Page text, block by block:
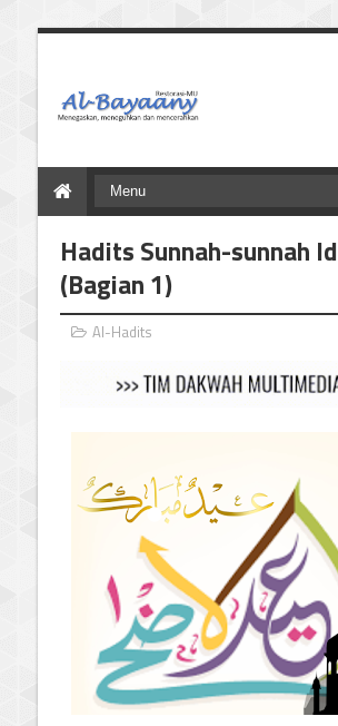
dan Mencerahkan
Hadits Sunnah-sunnah
(Bagian 1)
Al-Hadits